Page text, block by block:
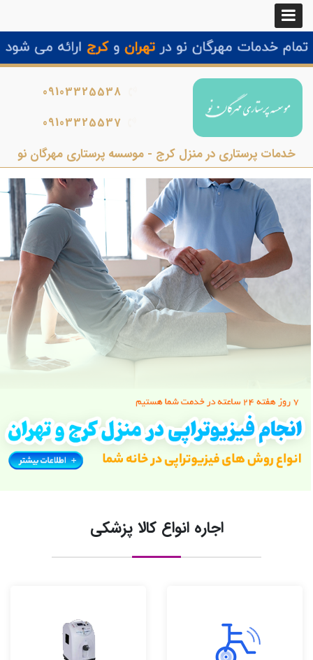
خدمات پرستاری در منزل کرج - موسسه پرستاری مهرگان نو
09103325538
09103325537
اجاره انواع کالا پزشکی